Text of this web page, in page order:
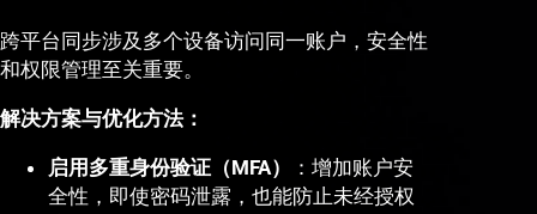
跨平台同步涉及多个设备访问同一账户，安全性
和权限管理至关重要。
解决方案与优化方法：
启用多重身份验证（MFA）
：增加账户安
全性，即使密码泄露，也能防止未经授权